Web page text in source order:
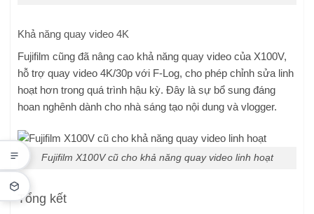
Khả năng quay video 4K
Fujifilm cũng đã nâng cao khả năng quay video của X100V,
hỗ trợ quay video 4K/30p với F-Log, cho phép chỉnh sửa linh
hoạt hơn trong quá trình hậu kỳ. Đây là sự bổ sung đáng
hoan nghênh dành cho nhà sáng tạo nội dung và vlogger.
Fujifilm X100V cũ cho khả năng quay video linh hoạt
Tổng kết